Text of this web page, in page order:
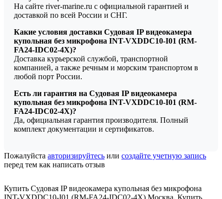
На сайте river-marine.ru с официальной гарантией и
доставкой по всей России и СНГ.
Какие условия доставки Судовая IP видеокамера
купольная без микрофона INT-VXDDC10-I01 (RM-
FA24-IDC02-4X)?
Доставка курьерской службой, транспортной
компанией, а также речным и морским транспортом в
любой порт России.
Есть ли гарантия на Судовая IP видеокамера
купольная без микрофона INT-VXDDC10-I01 (RM-
FA24-IDC02-4X)?
Да, официальная гарантия производителя. Полный
комплект документации и сертификатов.
Пожалуйста авторизируйтесь или создайте учетную запись
перед тем как написать отзыв
Купить Судовая IP видеокамера купольная без микрофона
INT-VXDDC10-I01 (RM-FA24-IDC02-4X) Москва, Купить